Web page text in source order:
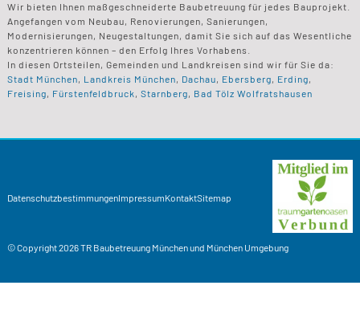
Wir bieten Ihnen maßgeschneiderte Baubetreuung für jedes Bauprojekt.
Angefangen vom Neubau, Renovierungen, Sanierungen,
Modernisierungen, Neugestaltungen, damit Sie sich auf das Wesentliche
konzentrieren können – den Erfolg Ihres Vorhabens.
In diesen Ortsteilen, Gemeinden und Landkreisen sind wir für Sie da:
Stadt München, Landkreis München, Dachau, Ebersberg, Erding,
Freising, Fürstenfeldbruck, Starnberg, Bad Tölz Wolfratshausen
DatenschutzbestimmungenImpressumKontaktSitemap
© Copyright 2026TR BaubetreuungMünchen und München Umgebung